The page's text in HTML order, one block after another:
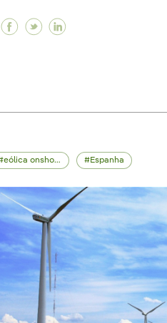
Facebook Iberdrola
Twitter Iberdrola
eólica onshore Espanha